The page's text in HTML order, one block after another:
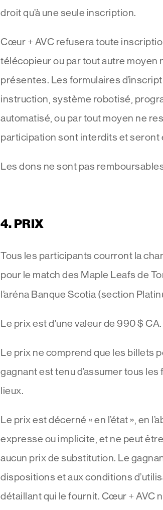
droit qu’à une seule inscription.
Cœur + AVC refusera toute
télécopieur ou par tout autre
présentes. Les formulaires
instruction, système robotisé,
automatisé, ou par tout moyen ne
participation sont interdits et seront
Les dons ne sont pas
4. PRIX
Tous les participants courront la
pour le match des Maple Leafs de
l’aréna Banque Scotia (section
Le prix est d’une valeur de 990 $ CA.
Le prix ne comprend que les billets
gagnant est tenu d’assumer tous
lieux.
Le prix est décerné « en l’état », en
expresse ou implicite, et ne peut
aucun prix de substitution. Le
dispositions et aux conditions
détaillant qui le fournit. Cœur + AVC